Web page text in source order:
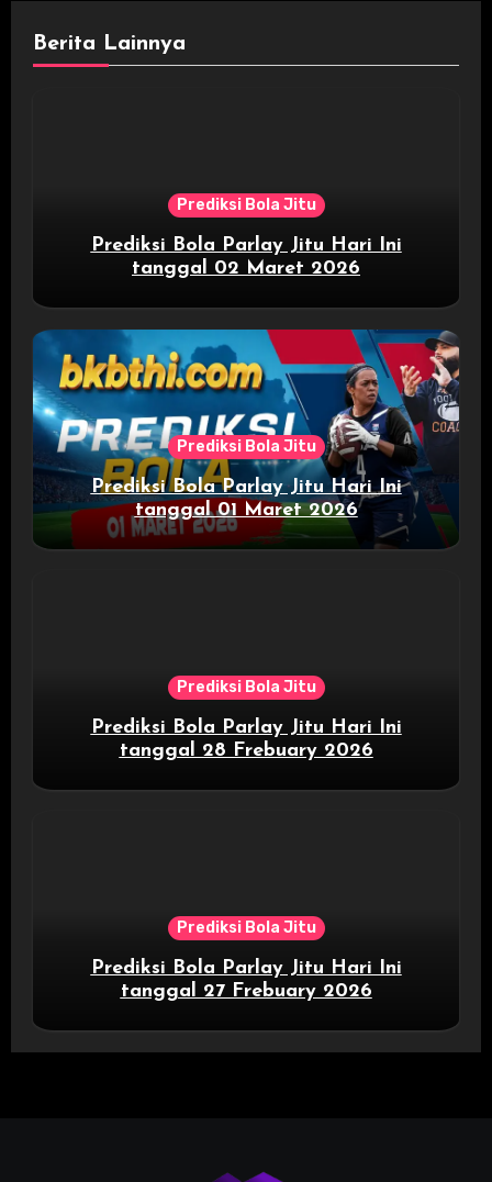
Berita Lainnya
Prediksi Bola Jitu
Prediksi Bola Parlay Jitu Hari Ini
tanggal 02 Maret 2026
Prediksi Bola Jitu
Prediksi Bola Parlay Jitu Hari Ini
tanggal 01 Maret 2026
Prediksi Bola Jitu
Prediksi Bola Parlay Jitu Hari Ini
tanggal 28 Frebuary 2026
Prediksi Bola Jitu
Prediksi Bola Parlay Jitu Hari Ini
tanggal 27 Frebuary 2026